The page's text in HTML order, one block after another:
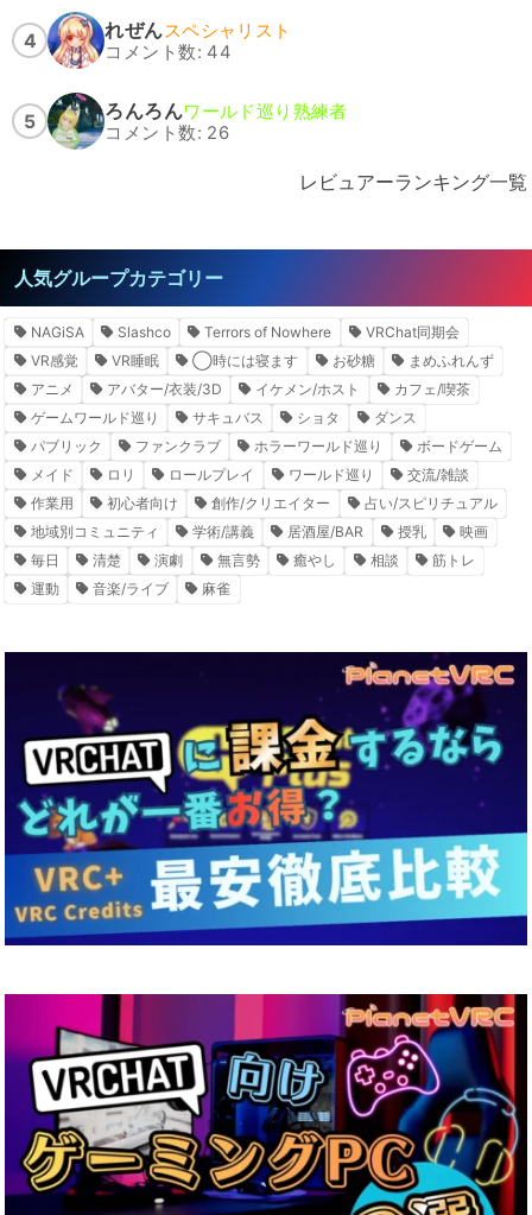
4 れぜんスペシャリスト
コメント数: 44
5 ろんろんワールド巡り熟練者
コメント数: 26
レビュアーランキング一覧
人気グループカテゴリー
NAGiSA Slashco Terrors of Nowhere
VRChat同期会
VR感覚
VR睡眠 ◯時には寝ます お砂糖
まめふれんず
アニメ
アバター/衣装/3D イケメン/ホスト
カフェ/喫茶
ゲームワールド巡り
サキュバス ショタ
ダンス
パブリック
ファンクラブ ホラーワールド巡り
ボードゲーム
メイド
ロリ ロールプレイ ワールド巡り
交流/雑談
作業用
初心者向け 創作/クリエイター
占い/スピリチュアル
地域別コミュニティ
学術/講義 居酒屋/BAR 授乳
映画
毎日
清楚 演劇 無言勢 癒やし 相談
筋トレ
運動
音楽/ライブ 麻雀